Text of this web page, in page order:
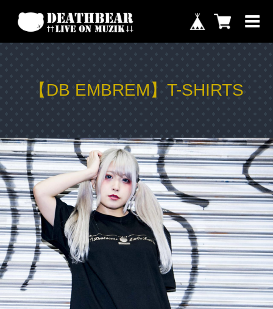
【DB EMBREM】T-SHIRTS